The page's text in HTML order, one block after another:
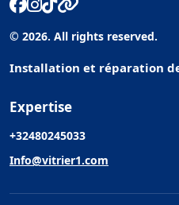
© 2026. All rights reserved.
Installation et réparation
Expertise
+32480245033
Info@vitrier1.com